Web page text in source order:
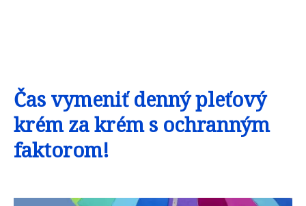
Čas vymeniť denný pleťový
krém za krém s ochranným
faktorom!